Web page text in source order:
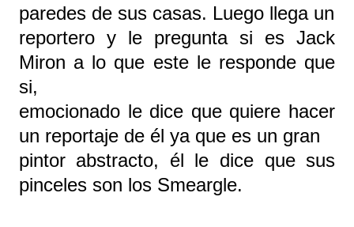
paredes de sus casas. Luego llega un
reportero y le pregunta si es Jack
Miron a lo que este le responde que
si,
emocionado le dice que quiere hacer
un reportaje de él ya que es un gran
pintor abstracto, él le dice que sus
pinceles son los Smeargle.